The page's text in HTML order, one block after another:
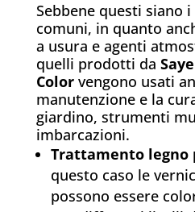
Sebbene questi siano
comuni, in quanto
a usura e agenti
quelli prodotti da
Colorvengono usati
manutenzione e la
giardino, strumenti
imbarcazioni.
Trattamento legno
questo caso le
possono essere